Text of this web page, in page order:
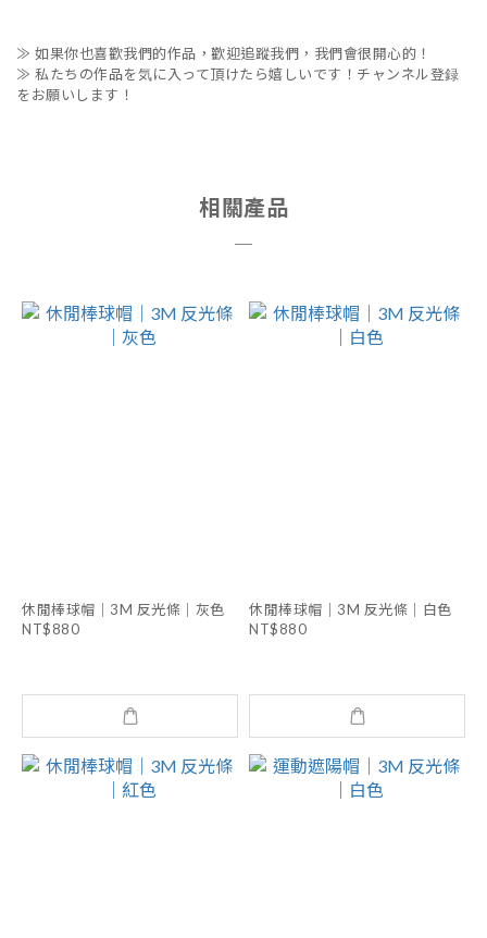
≫ 如果你也喜歡我們的作品，歡迎追蹤我們，我們會很開心的！
≫ 私たちの作品を気に入って頂けたら嬉しいです！チャンネル登録
をお願いします！
相關產品
休閒棒球帽｜3M 反光條｜灰色
NT$880
休閒棒球帽｜3M 反光條｜白色
NT$880